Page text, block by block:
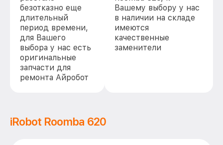
безотказно еще
длительный
период времени,
для Вашего
выбора у нас есть
оригинальные
запчасти для
ремонта Айробот
Вашему выбору у нас
в наличии на складе
имеются
качественные
заменители
iRobot Roomba 620